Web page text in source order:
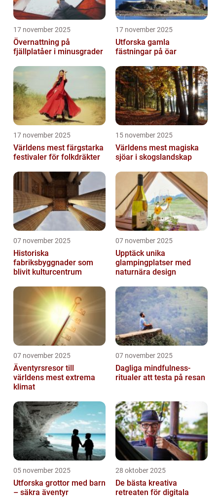
17 november 2025
Övernattning på
fjällplatåer i minusgrader
17 november 2025
Utforska gamla
fästningar på öar
17 november 2025
Världens mest färgstarka
festivaler för folkdräkter
15 november 2025
Världens mest magiska
sjöar i skogslandskap
07 november 2025
Historiska
fabriksbyggnader som
blivit kulturcentrum
07 november 2025
Upptäck unika
glampingplatser med
naturnära design
07 november 2025
Äventyrsresor till
världens mest extrema
klimat
07 november 2025
Dagliga mindfulness-
ritualer att testa på resan
05 november 2025
Utforska grottor med barn
– säkra äventyr
28 oktober 2025
De bästa kreativa
retreaten för digitala